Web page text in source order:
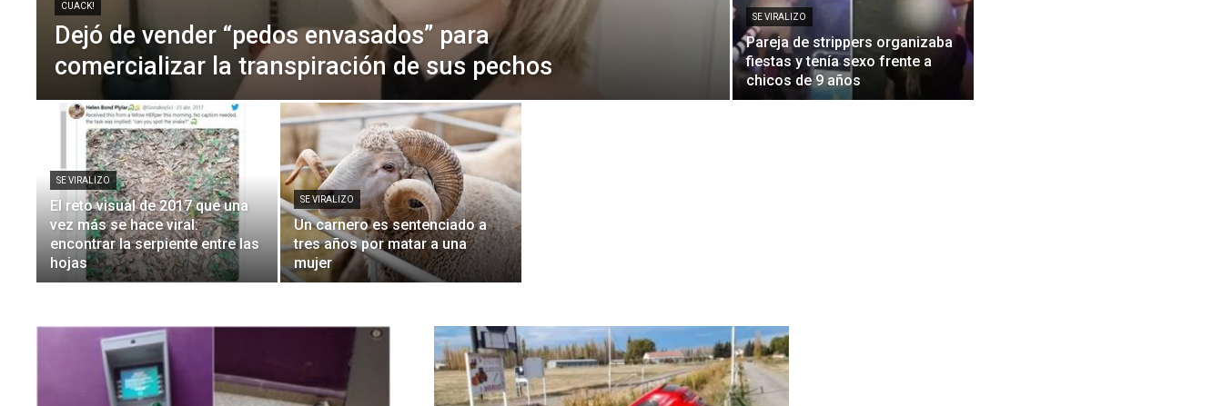
CUACK!
Dejó de vender “pedos envasados” para
comercializar la transpiración de sus pechos
SE VIRALIZO
Pareja de strippers organizaba
fiestas y tenía sexo frente a
chicos de 9 años
SE VIRALIZO
El reto visual de 2017 que una
vez más se hace viral:
encontrar la serpiente entre las
hojas
SE VIRALIZO
Un carnero es sentenciado a
tres años por matar a una
mujer